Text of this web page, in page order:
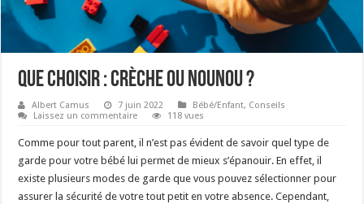
Que choisir : crèche ou nounou ?
Albert Camus 7 juin 2022 Bébé/Enfant, Conseils
Laissez un commentaire
118 vues
Comme pour tout parent, il n’est pas évident de savoir quel type de
garde pour votre bébé lui permet de mieux s’épanouir. En effet, il
existe plusieurs modes de garde que vous pouvez sélectionner pour
assurer la sécurité de votre tout petit en votre absence. Cependant,